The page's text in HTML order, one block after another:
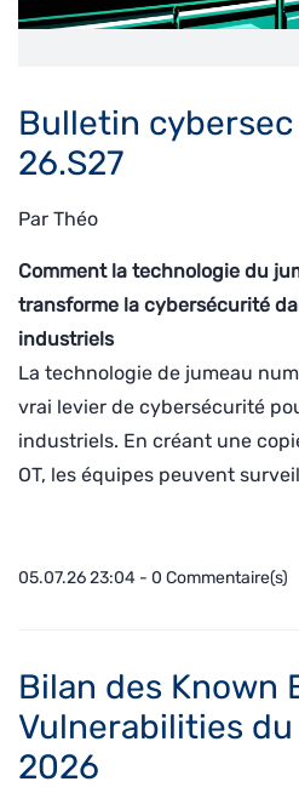
Bulletin
26.S27
Par Théo
Comment la technologie du
transforme la cybersécurité
industriels
La technologie de jumeau
vrai levier de cybersécurité
industriels. En créant une
OT, les équipes peuvent
05.07.26 23:04 - 0 Commentaire(s)
Bilan des Known
Vulnerabilities
2026